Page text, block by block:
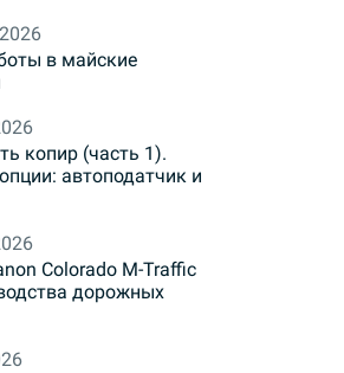
в майские
копир (часть 1).
автоподатчик и
Colorado M-Traffic
дорожных